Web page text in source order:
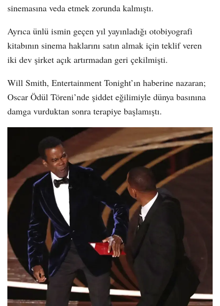
sinemasına veda etmek zorunda kalmıştı.
Ayrıca ünlü ismin geçen yıl yayınladığı otobiyografi
kitabının sinema haklarını satın almak için teklif veren
iki dev şirket açık artırmadan geri çekilmişti.
Will Smith, Entertainment Tonight’ın haberine nazaran;
Oscar Ödül Töreni’nde şiddet eğilimiyle dünya basınına
damga vurduktan sonra terapiye başlamıştı.